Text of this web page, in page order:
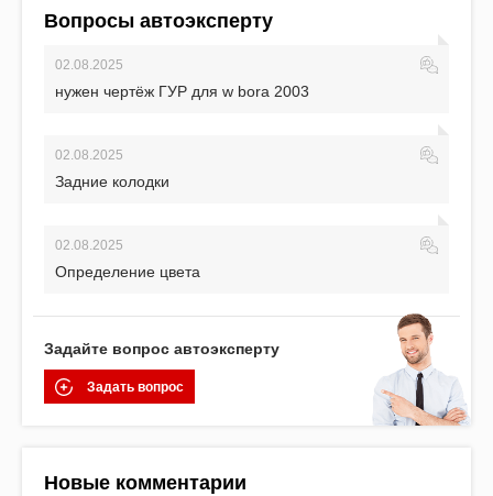
Вопросы автоэксперту
02.08.2025
нужен чертёж ГУР для w bora 2003
02.08.2025
Задние колодки
02.08.2025
Определение цвета
Задайте вопрос автоэксперту
Задать вопрос
Новые комментарии